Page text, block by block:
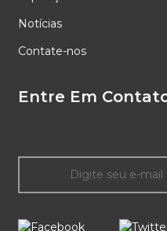
Notícias
Contate-nos
Entre Em